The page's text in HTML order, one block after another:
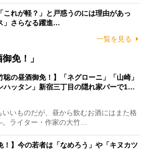
これが軽？」と戸惑うのには理由があっ
さらなる躍進…
一覧を見る
免！」
聡の昼酒御免！】「ネグローニ」「山崎」
ハッタン」新宿三丁目の隠れ家バーで1…
いものだが、昼から飲むお酒にはまた格
ライター・作家の大竹…
！】今の若者は「なめろう」や「キヌカツ